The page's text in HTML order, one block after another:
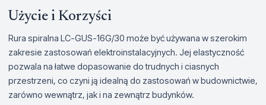
Użycie i Korzyści
Rura spiralna LC-GUS-16G/30 może być używana w szerokim
zakresie zastosowań elektroinstalacyjnych. Jej elastyczność
pozwala na łatwe dopasowanie do trudnych i ciasnych
przestrzeni, co czyni ją idealną do zastosowań w budownictwie,
zarówno wewnątrz, jak i na zewnątrz budynków.